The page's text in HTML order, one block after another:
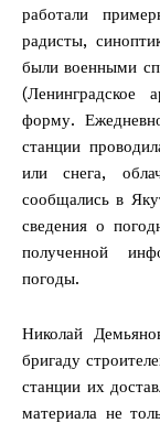
работали
радисты,
были военными
(Ленинградское
форму.
станции
или снега,
сообщались в
сведения о
полученной
погоды.
Николай
бригаду
станции их
материала не